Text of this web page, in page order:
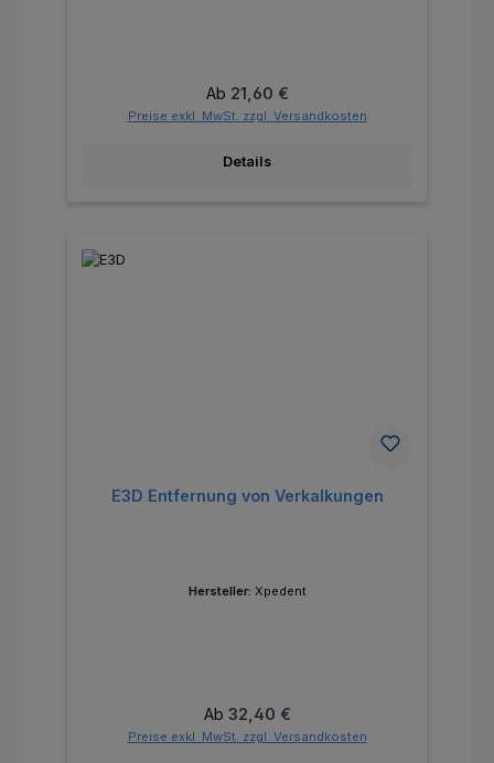
Regulärer Preis:
Ab 21,60 €
Preise exkl. MwSt. zzgl. Versandkosten
Details
E3D Entfernung von Verkalkungen
Hersteller: Xpedent
Regulärer Preis:
Ab 32,40 €
Preise exkl. MwSt. zzgl. Versandkosten